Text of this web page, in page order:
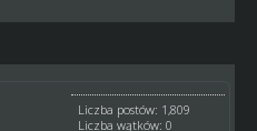
Liczba postów: 1,809
Liczba wątków: 0